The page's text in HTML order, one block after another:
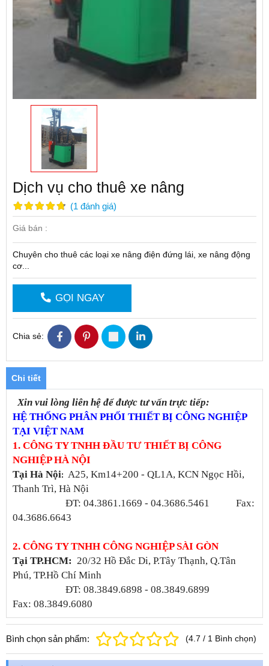
Dịch vụ cho thuê xe nâng
(1 đánh giá)
Giá bán :
Chuyên cho thuê các loại xe nâng điện đứng lái, xe nâng động
cơ...
GỌI NGAY
Chia sẻ:
Chi tiết
Xin vui lòng liên hệ để được tư vấn trực tiếp:
HỆ THỐNG PHÂN PHỐI THIẾT BỊ CÔNG NGHIỆP
TẠI VIỆT NAM
1. CÔNG TY TNHH ĐẦU TƯ THIẾT BỊ CÔNG
NGHIỆP HÀ NỘI
Tại Hà Nội:
A25, Km14+200 - QL1A, KCN Ngọc Hồi,
Thanh Trì, Hà Nội
ĐT: 04.3861.1669 - 04.3686.5461 Fax:
04.3686.6643
2. CÔNG TY TNHH CÔNG NGHIỆP SÀI GÒN
Tại TP.HCM: 20/32 Hồ Đắc Di, P.Tây Thạnh, Q.Tân
Phú, TP.Hồ Chí Minh
ĐT: 08.3849.6898 - 08.3849.6899
Fax: 08.3849.6080
Bình chọn sản phẩm: (4.7 / 1 Bình chọn)